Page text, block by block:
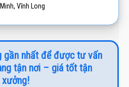
Vĩnh Long
gần nhất để được tư vấn
tận nơi – giá tốt tận
xưởng!